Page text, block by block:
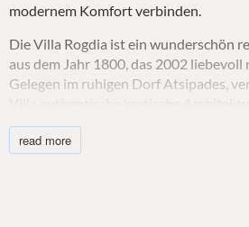
modernem Komfort verbinden.
Die Villa Rogdia ist ein wunderschön
aus dem Jahr 1800, das 2002 liebevoll
Gelegen im ruhigen Dorf Atsipades,
Komfort und bietet Familien und
einladenden Rückzugsort. Inmitten
read more